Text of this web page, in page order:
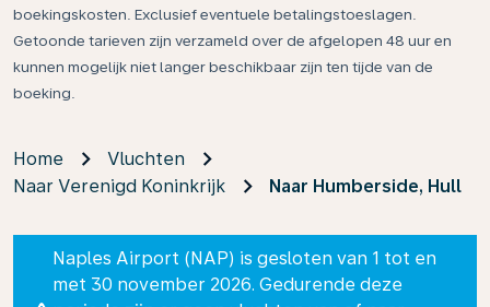
boekingskosten. Exclusief eventuele betalingstoeslagen.
Getoonde tarieven zijn verzameld over de afgelopen 48 uur en
kunnen mogelijk niet langer beschikbaar zijn ten tijde van de
boeking.
Home
Vluchten
Naar Verenigd Koninkrijk
Naar Humberside, Hull
Naples Airport (NAP) is gesloten van 1 tot en
met 30 november 2026. Gedurende deze